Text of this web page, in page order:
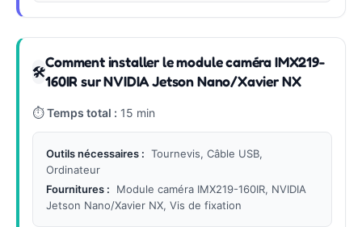
🛠
Comment installer le module caméra IMX219-
160IR sur NVIDIA Jetson Nano/Xavier NX
⏱Temps total : 15 min
Outils nécessaires : Tournevis, Câble USB,
Ordinateur
Fournitures :
Module caméra IMX219-160IR, NVIDIA
Jetson Nano/Xavier NX, Vis de fixation